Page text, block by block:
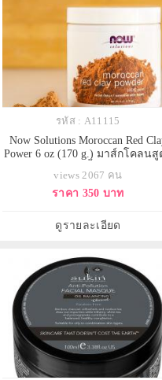
รหัส : A11115
Now Solutions Moroccan Red
Power 6 oz (170 g.) มาส์กโคลนสู
เหมาะกับทุกสภาพผิว ผิวบอบบางเเ
ง่าย Detox ผิวเอาสิ่งสกปรกออก ช่
มัน ปรับสีผิวให้สม่ำเสมอ ทำให้ผิว
หน้ากระจ่างใส ลดสิ
views 2067 คน
ราคา 350 บาท
ดูรายละเอียด